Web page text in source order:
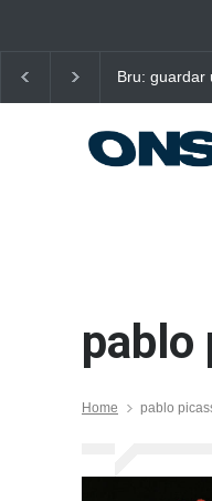
Bru: guardar
pop
pablo
Home pablo